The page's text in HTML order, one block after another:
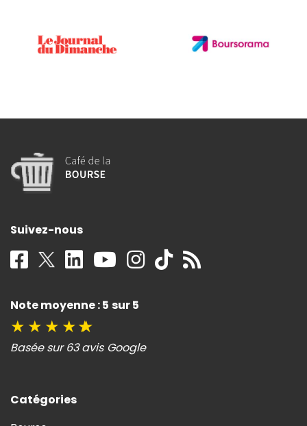
Suivez-nous
Note moyenne : 5 sur 5
★ ★ ★ ★★
Basée sur 63 avis Google
Catégories